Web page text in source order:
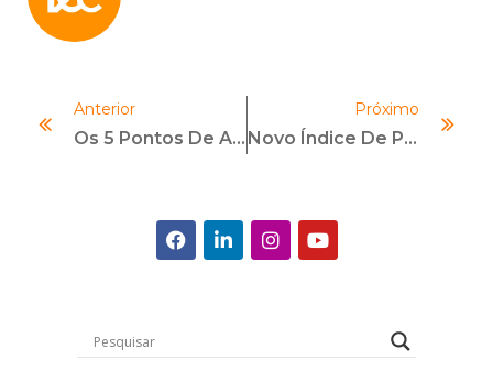
Anterior
Os 5 Pontos De Atenção Em Compliance Para 2018
Próximo
Novo Índice De Percepção Da Corrupção Da Transparência Internacional Traz O Brasil Em 96º, Sua Pior Posição Até Hoje